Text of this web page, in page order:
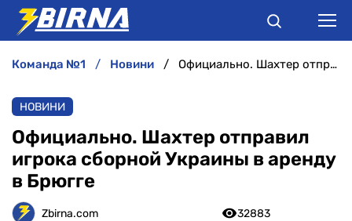
АНАЛІТИКА
ІНТЕРВ'Ю
РІЗНЕ
команда №1 новини Официально. Шахтер отправил игрока сборной Украины в аренду в Брюгге
НОВИНИ
Официально. Шахтер отправил
игрока сборной Украины в аренду
в Брюгге
Zbirna.com
32883